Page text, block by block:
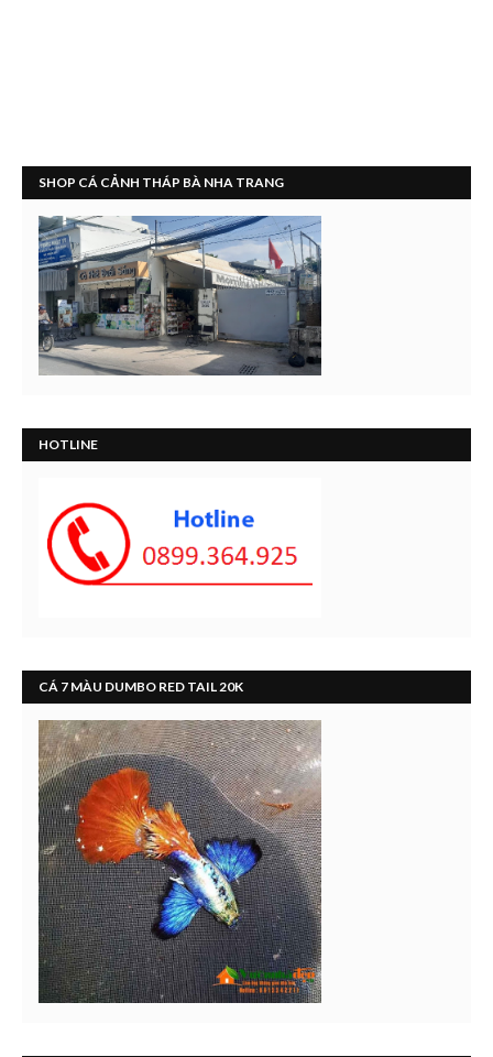
SHOP CÁ CẢNH THÁP BÀ NHA TRANG
HOTLINE
CÁ 7 MÀU DUMBO RED TAIL 20K